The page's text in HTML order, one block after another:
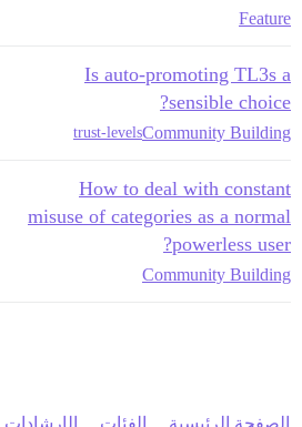
Feature
Is auto-promoting TL3s a
sensible choice?
Community Building
trust-levels
How to deal with constant
misuse of categories as a normal
powerless user?
Community Building
الصفحة الرئيسية الفئات الإرشادات